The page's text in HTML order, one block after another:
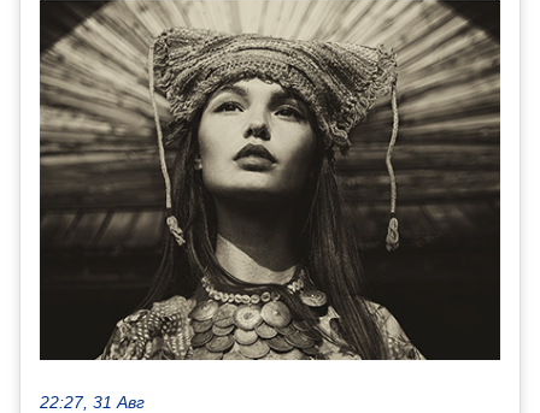
22:27, 31 Авг